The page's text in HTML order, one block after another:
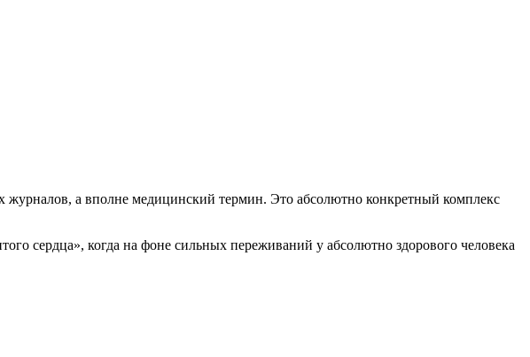
журналов, а вполне медицинский термин. Это абсолютно конкретный комплекс
сердца», когда на фоне сильных переживаний у абсолютно здорового человека